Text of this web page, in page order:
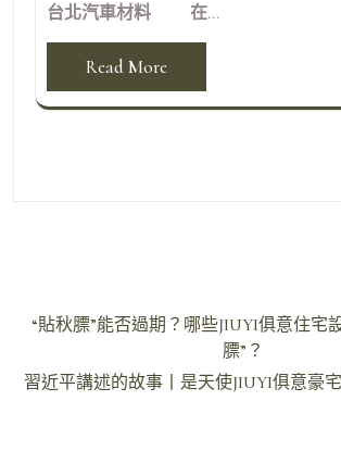
台北汽車材料 在...
Read More
文
導
“貼秋膘”能否過期？哪些JIUYI俱意住宅
膘”？
習近平講述的故事丨是天使JIUYI俱意豪